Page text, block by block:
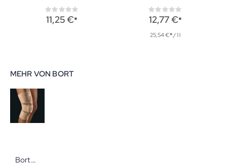
Rating:
0%
11,25 €
Rating:
0%
12,77 €
25,54 € / 1 l
MEHR VON BORT
Bort BORT Select StabiloGen Gr. S haut Hochwertige Kniebandage zur Weichteilkompression